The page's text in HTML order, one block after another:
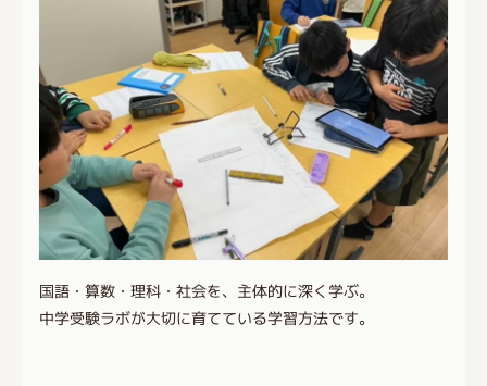
国語・算数・理科・社会を、主体的に深く学ぶ。
中学受験ラボが大切に育てている学習方法です。